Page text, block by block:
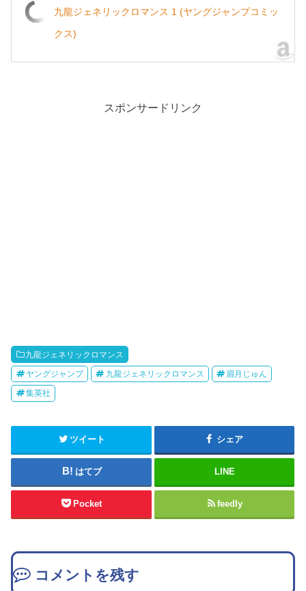
九龍ジェネリックロマンス 1 (ヤングジャンプコミッ
クス)
スポンサードリンク
九龍ジェネリックロマンス
ヤングジャンプ 九龍ジェネリックロマンス 眉月じゅん
集英社
ツイート シェア
はてブ LINE
Pocket feedly
コメントを残す